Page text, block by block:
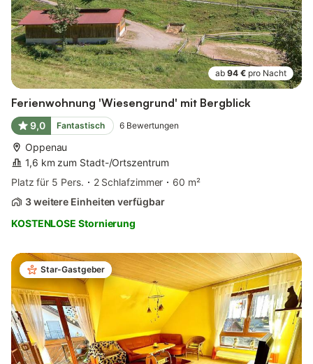
ab 94 € pro Nacht
Ferienwohnung 'Wiesengrund' mit Bergblick
9,0 Fantastisch 6 Bewertungen
Oppenau
1,6 km zum Stadt-/Ortszentrum
Platz für 5 Pers.
2 Schlafzimmer
60 m²
3 weitere Einheiten verfügbar
KOSTENLOSE Stornierung
Star-Gastgeber